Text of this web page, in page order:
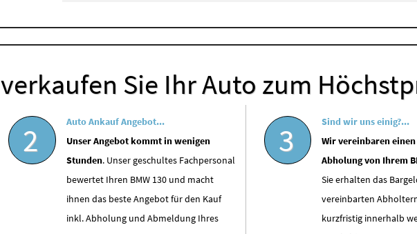
verkaufen Sie Ihr Auto zum
2
Auto Ankauf Angebot...
Unser Angebot kommt in wenigen
Stunden. Unser geschultes Fachpersonal
bewertet Ihren BMW 130 und macht
ihnen das beste Angebot für den Kauf
inkl. Abholung und Abmeldung Ihres
3
Sind wir uns einig?...
Wir vereinbaren
Abholung von Ihrem
Sie erhalten das
vereinbarten
kurzfristig innerhalb